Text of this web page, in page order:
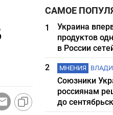
САМОЕ
1
Украина
продуктов
в России
2
МНЕНИЯ
Союзники
россиянам
до